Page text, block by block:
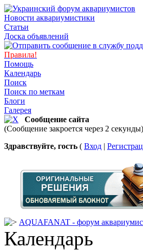
Новости аквариумистики
Статьи
Доска объявлений
Правила!
Помощь
Календарь
Поиск
Поиск по меткам
Блоги
Галерея
Сообщение сайта
(Сообщение закроется через 2 секунды)
Здравствуйте, гость ( Вход |
AQUAFANAT - форум
Календарь